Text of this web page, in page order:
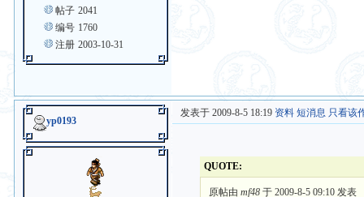
帖子 2041
编号 1760
注册 2003-10-31
yp0193
发表于 2009-8-5 18:19 资料 短消息 只看该
QUOTE:
原帖由mf48 于 2009-8-5 09:10 发表